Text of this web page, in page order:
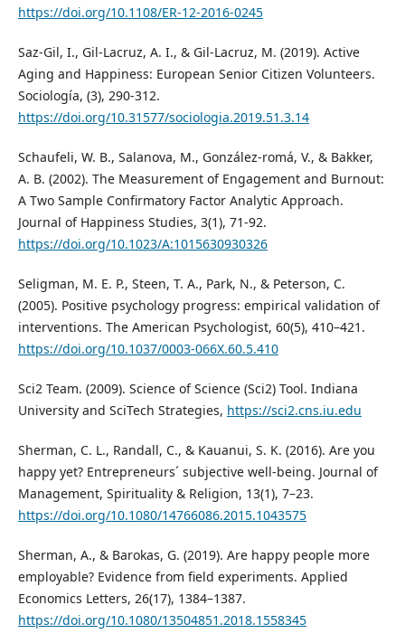
https://doi.org/10.1108/ER-12-2016-0245
Saz-Gil, I., Gil-Lacruz, A. I., & Gil-Lacruz, M. (2019). Active
Aging and Happiness: European Senior Citizen Volunteers.
Sociología, (3), 290-312.
https://doi.org/10.31577/sociologia.2019.51.3.14
Schaufeli, W. B., Salanova, M., González-romá, V., & Bakker,
A. B. (2002). The Measurement of Engagement and Burnout:
A Two Sample Confirmatory Factor Analytic Approach.
Journal of Happiness Studies, 3(1), 71-92.
https://doi.org/10.1023/A:1015630930326
Seligman, M. E. P., Steen, T. A., Park, N., & Peterson, C.
(2005). Positive psychology progress: empirical validation of
interventions. The American Psychologist, 60(5), 410–421.
https://doi.org/10.1037/0003-066X.60.5.410
Sci2 Team. (2009). Science of Science (Sci2) Tool. Indiana
University and SciTech Strategies, https://sci2.cns.iu.edu
Sherman, C. L., Randall, C., & Kauanui, S. K. (2016). Are you
happy yet? Entrepreneurs´ subjective well-being. Journal of
Management, Spirituality & Religion, 13(1), 7–23.
https://doi.org/10.1080/14766086.2015.1043575
Sherman, A., & Barokas, G. (2019). Are happy people more
employable? Evidence from field experiments. Applied
Economics Letters, 26(17), 1384–1387.
https://doi.org/10.1080/13504851.2018.1558345